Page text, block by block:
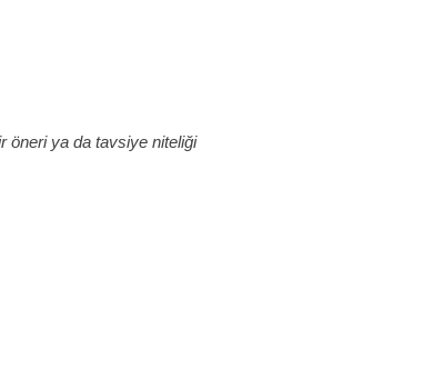
öneri ya da tavsiye niteliği